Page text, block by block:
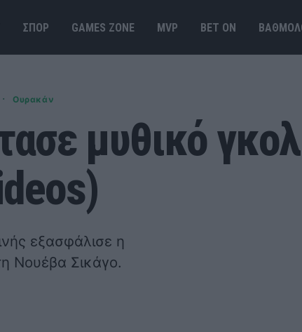
ΣΠΟΡ GAMES ΖΟΝΕ MVP BET ΟΝ
· Ουρακάν
μυθικό
εξασφάλισε η
Νουέβα Σικάγο.